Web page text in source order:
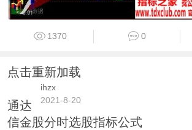
1370 0
点击重新加载
ihzx
2021-8-20
通达
信金股分时选股指标公式